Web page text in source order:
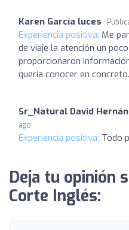
Karen García luces
Experiencia positiva: Me
de viaje la atención un
proporcionaron
quería conocer en concreto.
Sr_Natural David
ago
Experiencia positiva: Todo
Deja tu opinión
Corte Inglés: